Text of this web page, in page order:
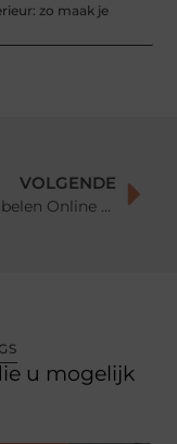
zo maak je
VOLGENDE
Tuinmeubelen Online Kopen: Comfort en Stijl met Een Klik
u mogelijk